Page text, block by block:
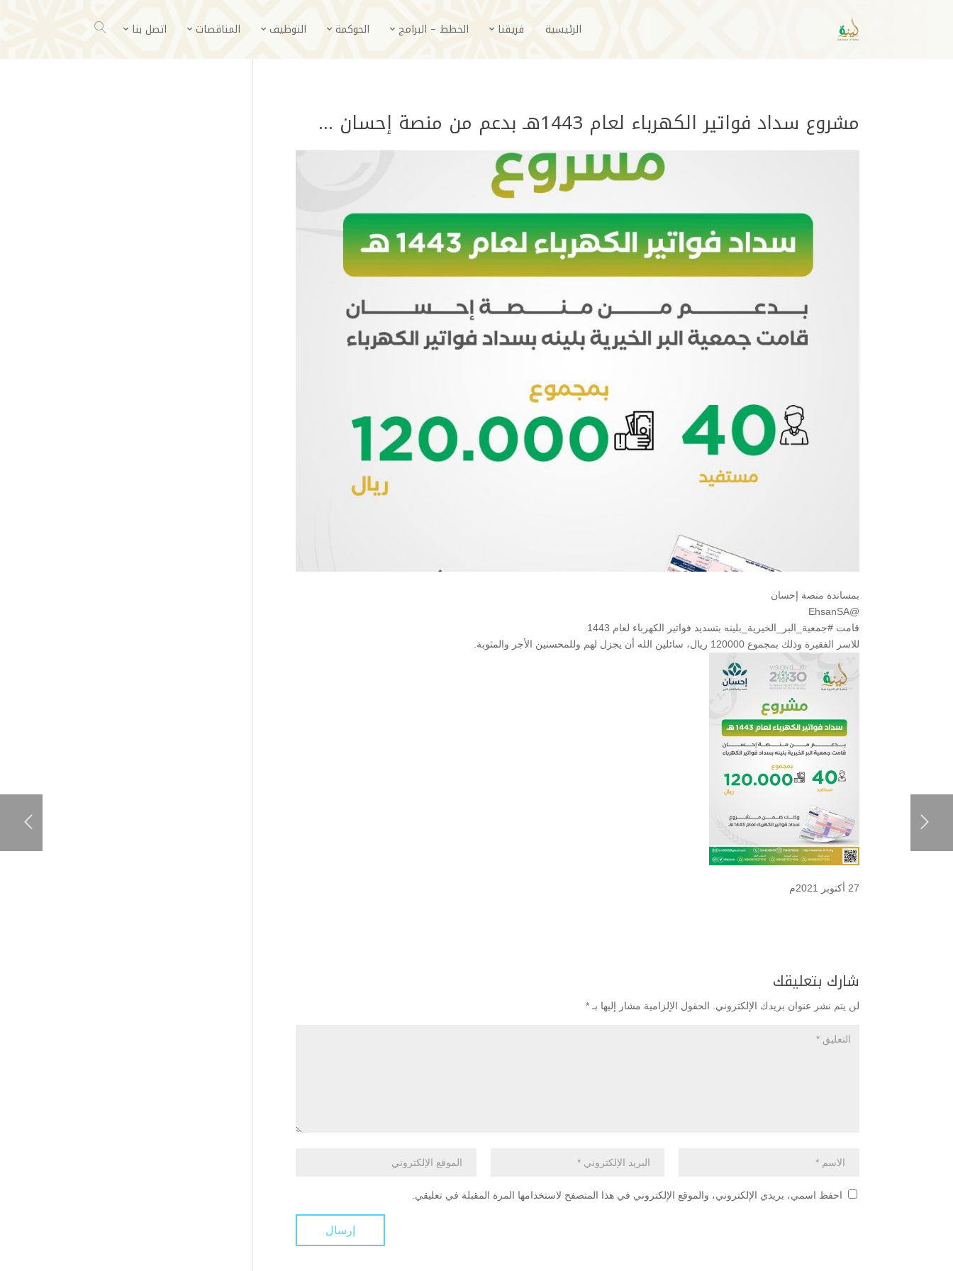
الرئيسية فريقنا الخطط – البرامج الحوكمة التوظيف المناقصات اتصل بنا
مشروع سداد فواتير الكهرباء لعام 1443هـ بدعم من منصة إحسان …
بمساندة منصة إحسان
@EhsanSA
قامت #جمعية_البر_الخيرية_بلينه بتسديد فواتير الكهرباء لعام 1443
للاسر الفقيرة وذلك بمجموع 120000 ريال، سائلين الله أن يجزل لهم وللمحسنين الأجر والمثوبة.
27 أكتوبر 2021م
شارك بتعليقك
لن يتم نشر عنوان بريدك الإلكتروني. الحقول الإلزامية مشار إليها بـ *
احفظ اسمي، بريدي الإلكتروني، والموقع الإلكتروني في هذا المتصفح لاستخدامها المرة المقبلة في تعليقي.